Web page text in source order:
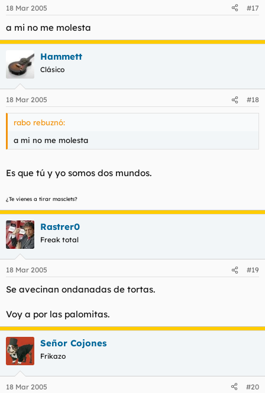
18 Mar 2005 #17
a mi no me molesta
Hammett
Clásico
18 Mar 2005 #18
rabo rebuznó:
a mi no me molesta
Es que tú y yo somos dos mundos.
¿Te vienes a tirar masclets?
Rastrer0
Freak total
18 Mar 2005 #19
Se avecinan ondanadas de tortas.
Voy a por las palomitas.
Señor Cojones
Frikazo
18 Mar 2005 #20